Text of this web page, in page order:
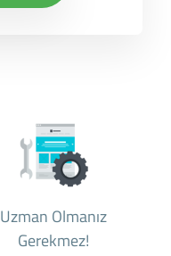
Uzman Olmanız
Gerekmez!